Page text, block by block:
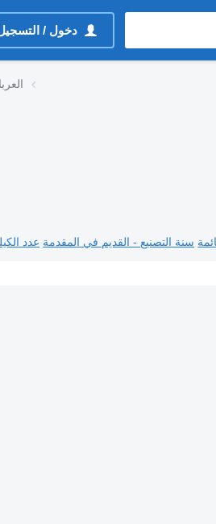
دخول /
سنة التصنيع - القديم في المقدمة عدد